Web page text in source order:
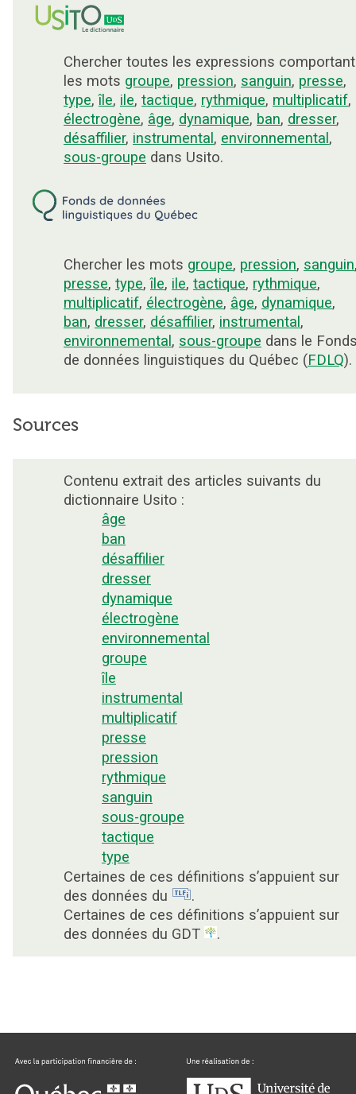
Chercher toutes les expressions comportant
les mots groupe, pression, sanguin, presse,
type,île, ile, tactique, rythmique, multiplicatif,
électrogène, âge, dynamique, ban, dresser,
désaffilier, instrumental, environnemental,
sous-groupe dans Usito.
Chercher les mots groupe, pression, sanguin
presse, type,île, ile, tactique, rythmique,
multiplicatif, électrogène, âge, dynamique,
ban, dresser, désaffilier, instrumental,
environnemental, sous-groupe dans le
de données linguistiques du Québec (FDLQ).
Sources
Contenu extrait des articles suivants du
dictionnaire Usito :
âge
ban
désaffilier
dresser
dynamique
électrogène
environnemental
groupe
île
instrumental
multiplicatif
presse
pression
rythmique
sanguin
sous-groupe
tactique
type
Certaines de ces définitions s’appuient sur
des données du
.
Certaines de ces définitions s’appuient sur
des données du GDT
.